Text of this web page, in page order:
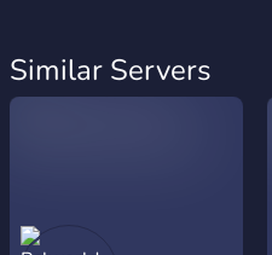
Similar Servers